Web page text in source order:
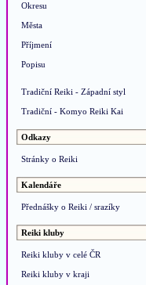
Okresu
Města
Příjmení
Popisu
Tradiční Reiki - Západní styl
Tradiční - Komyo Reiki Kai
Odkazy
Stránky o Reiki
Kalendáře
Přednášky o Reiki / srazíky
Reiki kluby
Reiki kluby v celé ČR
Reiki kluby v kraji